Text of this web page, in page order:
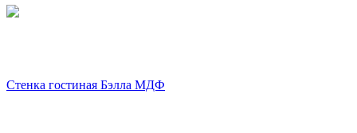
Стенка гостиная Бэлла МДФ